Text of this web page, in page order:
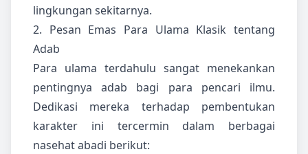
lingkungan sekitarnya.
2. Pesan Emas Para Ulama Klasik tentang
Adab
Para ulama terdahulu sangat menekankan
pentingnya adab bagi para pencari ilmu.
Dedikasi mereka terhadap pembentukan
karakter ini tercermin dalam berbagai
nasehat abadi berikut: